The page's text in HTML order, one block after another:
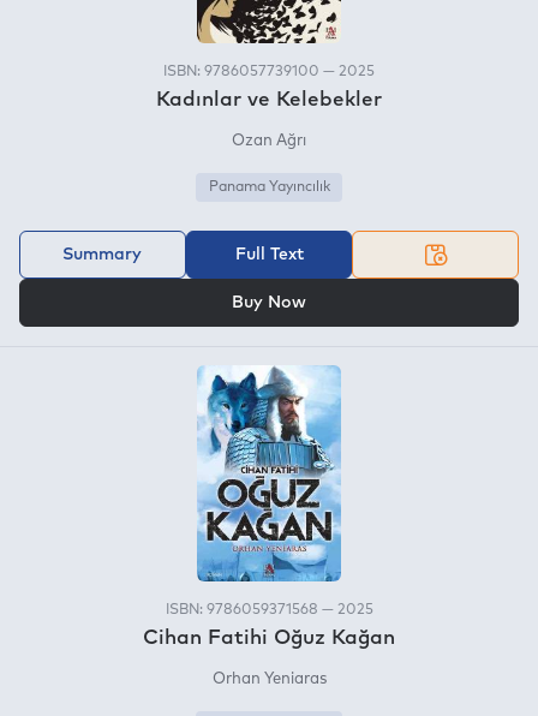
ISBN: 9786057739100 — 2025
Kadınlar ve Kelebekler
Ozan Ağrı
Panama Yayıncılık
Summary Full Text
Buy Now
ISBN: 9786059371568 — 2025
Cihan Fatihi Oğuz Kağan
Orhan Yeniaras